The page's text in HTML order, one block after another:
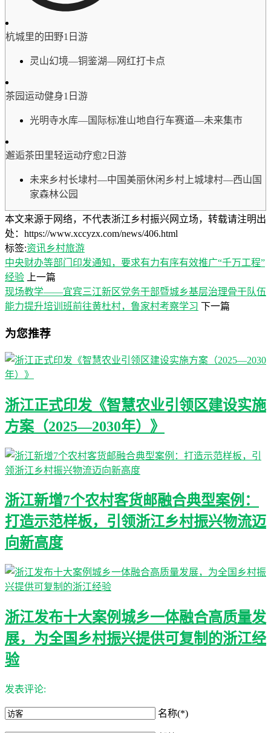
杭城里的田野1日游
灵山幻境—铜鉴湖—网红打卡点
茶园运动健身1日游
光明寺水库—国际标准山地自行车赛道—未来集市
邂逅茶田里轻运动疗愈2日游
未来乡村长埭村—中国美丽休闲乡村上城埭村—西山国
家森林公园
本文来源于网络，不代表浙江乡村振兴网立场，转载请注明出
处：https://www.xccyzx.com/news/406.html
标签:资讯乡村旅游
中央财办等部门印发通知，要求有力有序有效推广“千万工程”
经验
上一篇
现场教学——宜宾三江新区党务干部暨城乡基层治理骨干队伍
能力提升培训班前往黄杜村，鲁家村考察学习 下一篇
为您推荐
浙江正式印发《智慧农业引领区建设实施
方案（2025—2030年）》
浙江新增7个农村客货邮融合典型案例：
打造示范样板，引领浙江乡村振兴物流迈
向新高度
浙江发布十大案例城乡一体融合高质量发
展，为全国乡村振兴提供可复制的浙江经
验
发表评论:
名称(*)